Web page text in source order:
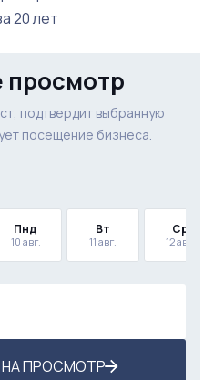
20 лет
просмотр
подтвердит выбранную
посещение бизнеса.
Пнд
10 авг.
Вт
11 авг.
Ср
12 авг.
ПРОСМОТР